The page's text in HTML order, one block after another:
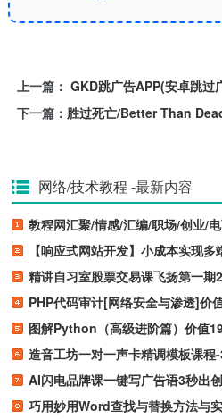
上一篇： GKD跳广告APP(安卓跳过
下一篇： 胜过死亡/Better Than
网络/技术教程 -最新内容
教程网汇聚/情感/汇编/职场/创业/
【响应式网站开发】小成本实现多
精讲自习室股票交易课飞扬第一期
PHP代码审计[网络安全与渗透]价
图解Python（高级进阶篇）价值
造音工坊一对一声卡精调模板课程
AI闪电品牌课一键写广告语3秒出
巧用妙用Word查找与替换方法与